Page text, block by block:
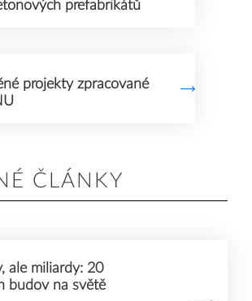
prefabrikátů
projekty zpracované
ČLÁNKY
ale miliardy: 20
budov na světě